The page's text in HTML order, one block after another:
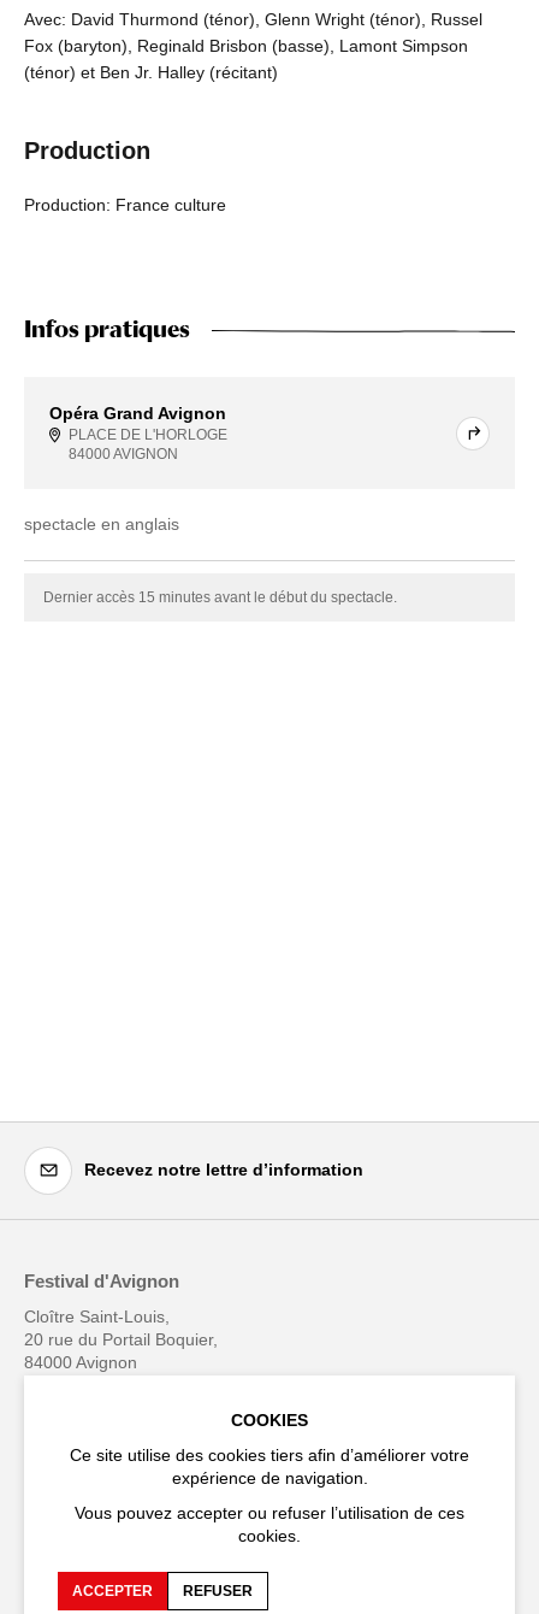
Avec: David Thurmond (ténor), Glenn Wright (ténor), Russel
Fox (baryton), Reginald Brisbon (basse), Lamont Simpson
(ténor) et Ben Jr. Halley (récitant)
Production
Production: France culture
Infos pratiques
Opéra Grand Avignon
PLACE DE L'HORLOGE
84000 AVIGNON
spectacle en anglais
Dernier accès 15 minutes avant le début du spectacle.
Recevez notre lettre d’information
Festival d'Avignon
Cloître Saint-Louis,
20 rue du Portail Boquier,
84000 Avignon
FAQ
Recrutements et appels
d'offre
COOKIES
Ce site utilise des cookies tiers afin d’améliorer votre
expérience de navigation.
Vous pouvez accepter ou refuser l’utilisation de ces
cookies.
ACCEPTER REFUSER